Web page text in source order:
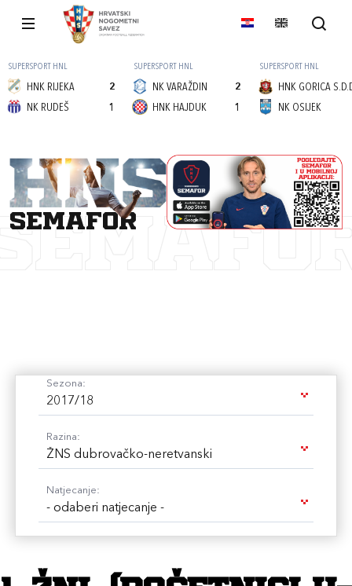
SUPERSPORT HNL
HNK RIJEKA
2
1
NK RUDEŠ
SUPERSPORT HNL
NK VARAŽDIN
2
1
HNK HAJDUK
SUPERSPORT HNL
HNK GORICA
NK OSIJEK
semafor
Sezona:
2017/18
Razina:
ŽNS dubrovačko-neretvanski
Natjecanje:
- odaberi natjecanje -